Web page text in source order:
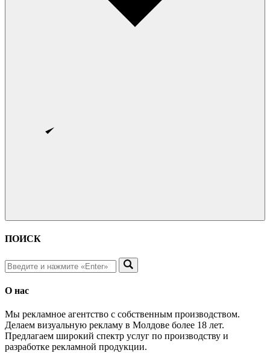
ПОИСК
О нас
Мы рекламное агентство с собственным производством.
Делаем визуальную рекламу в Молдове более 18 лет.
Предлагаем широкий спектр услуг по производству и
разработке рекламной продукции.